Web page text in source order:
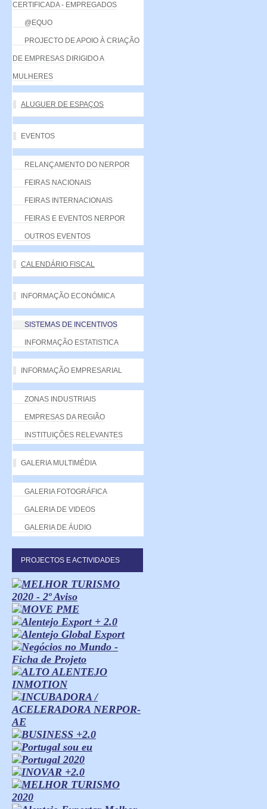
CERTIFICADA - EMPREGADOS
@EQUO
PROJECTO DE APOIO À CRIAÇÃO
DE EMPRESAS DIRIGIDO A
MULHERES
ALUGUER DE ESPAÇOS
EVENTOS
RELANÇAMENTO DO NERPOR
FEIRAS NACIONAIS
FEIRAS INTERNACIONAIS
FEIRAS E EVENTOS NERPOR
OUTROS EVENTOS
CALENDÁRIO FISCAL
INFORMAÇÃO ECONÓMICA
SISTEMAS DE INCENTIVOS
INFORMAÇÃO ESTATISTICA
INFORMAÇÃO EMPRESARIAL
ZONAS INDUSTRIAIS
EMPRESAS DA REGIÃO
INSTITUIÇÕES RELEVANTES
GALERIA MULTIMÉDIA
GALERIA FOTOGRÁFICA
GALERIA DE VIDEOS
GALERIA DE ÁUDIO
PROJECTOS E ACTIVIDADES